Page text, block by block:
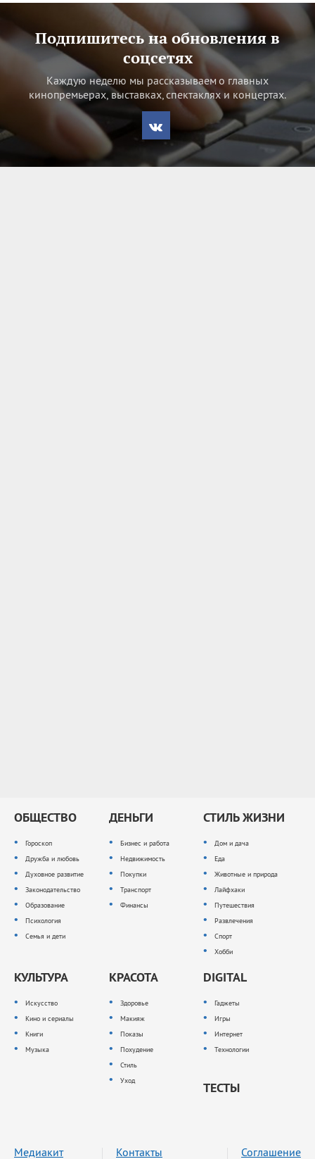
Подпишитесь на обновления в
соцсетях
Каждую неделю мы рассказываем о главных
кинопремьерах, выставках, спектаклях и концертах.
ОБЩЕСТВО
Гороскоп
Дружба и любовь
Духовное развитие
Законодательство
Образование
Психология
Семья и дети
ДЕНЬГИ
Бизнес и работа
Недвижимость
Покупки
Транспорт
Финансы
СТИЛЬ ЖИЗНИ
Дом и дача
Еда
Животные и природа
Лайфхаки
Путешествия
Развлечения
Спорт
Хобби
КУЛЬТУРА
Искусство
Кино и сериалы
Книги
Музыка
КРАСОТА
Здоровье
Макияж
Показы
Похудение
Стиль
Уход
DIGITAL
Гаджеты
Игры
Интернет
Технологии
ТЕСТЫ
Медиакит Контакты Соглашение